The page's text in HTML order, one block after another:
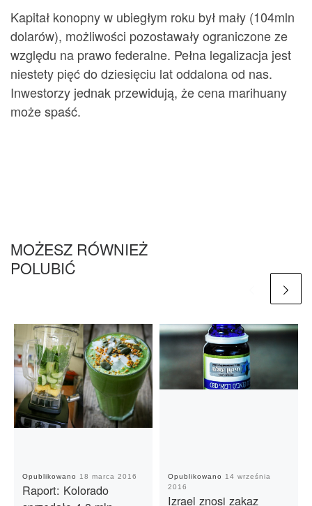
Kapitał konopny w ubiegłym roku był mały (104mln
dolarów), możliwości pozostawały ograniczone ze
względu na prawo federalne. Pełna legalizacja jest
niestety pięć do dziesięciu lat oddalona od nas.
Inwestorzy jednak przewidują, że cena marihuany
może spaść.
MOŻESZ RÓWNIEŻ
POLUBIĆ
Opublikowano 18 marca 2016
Raport: Kolorado
Opublikowano
14 września
2016
Izrael znosi zakaz